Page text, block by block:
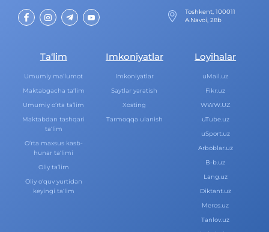
Toshkent, 100011
A.Navoi, 28b
Ta‘lim
Umumiy ma‘lumot
Maktabgacha ta‘lim
Umumiy o‘rta ta‘lim
Maktabdan tashqari
ta‘lim
O‘rta maxsus kasb-
hunar ta‘limi
Oliy ta‘lim
Oliy o‘quv yurtidan
keyingi ta‘lim
Imkoniyatlar
Imkoniyatlar
Saytlar yaratish
Xosting
Tarmoqqa ulanish
Loyihalar
uMail.uz
Fikr.uz
WWW.UZ
uTube.uz
uSport.uz
Arboblar.uz
B-b.uz
Lang.uz
Diktant.uz
Meros.uz
Tanlov.uz